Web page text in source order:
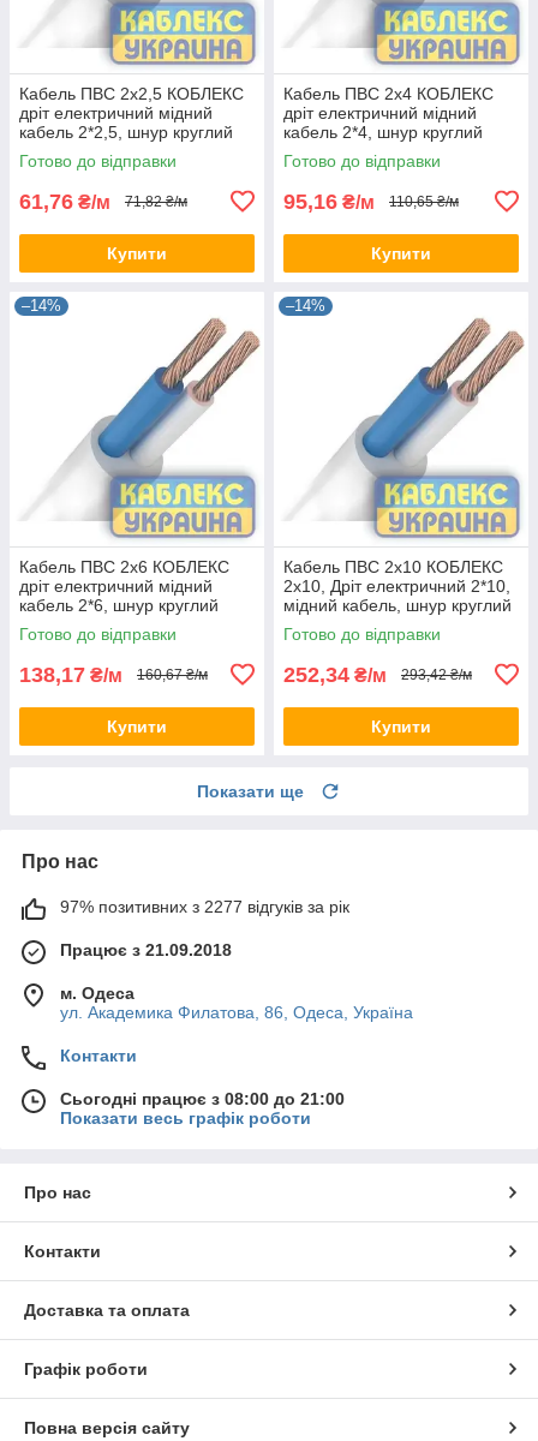
Кабель ПВС 2х2,5 КОБЛЕКС
дріт електричний мідний
кабель 2*2,5, шнур круглий
KUc31-1225 (на відріз)
Готово до відправки
61,76 ₴/м 71,82 ₴/м
Купити
Кабель ПВС 2х4 КОБЛЕКС
дріт електричний мідний
кабель 2*4, шнур круглий
KUc31-124 (на відріз)
Готово до відправки
95,16 ₴/м 110,65 ₴/м
Купити
–14%
Кабель ПВС 2х6 КОБЛЕКС
дріт електричний мідний
кабель 2*6, шнур круглий
KUc31-126 (на відріз)
Готово до відправки
138,17 ₴/м 160,67 ₴/м
Купити
–14%
Кабель ПВС 2х10 КОБЛЕКС
2х10, Дріт електричний 2*10,
мідний кабель, шнур круглий
KUc31-1210 (на відріз)
Готово до відправки
252,34 ₴/м 293,42 ₴/м
Купити
Показати ще
Про нас
97% позитивних з 2277 відгуків за рік
Працює з 21.09.2018
м. Одеса
ул. Академика Филатова, 86, Одеса, Україна
Контакти
Сьогодні працює з 08:00 до 21:00
Показати весь графік роботи
Про нас
Контакти
Доставка та оплата
Графік роботи
Повна версія сайту